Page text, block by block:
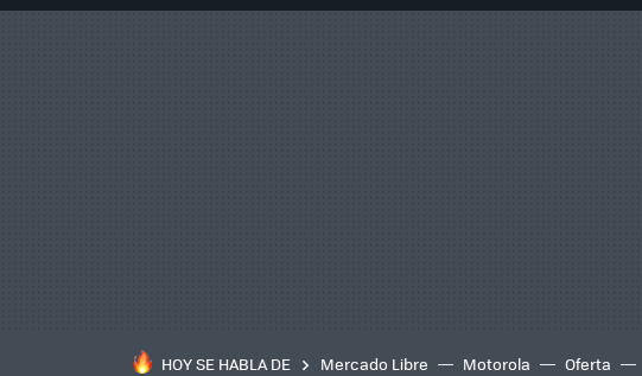
HOY SE HABLA DE Mercado Libre Motorola Oferta